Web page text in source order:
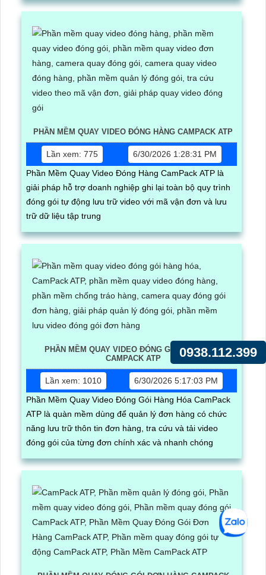
PHẦN MỀM QUAY VIDEO ĐÓNG HÀNG CAMPACK ATP
Lần xem: 775
6/30/2026 1:28:31 PM
Phần Mềm Quay Video Đóng Hàng CamPack ATP là
giải pháp hỗ trợ doanh nghiệp ghi lại toàn bộ quy trình
đóng gói tự động lưu trữ video với mã vận đơn và lưu
trữ dữ liệu tập trung
PHẦN MỀM QUAY VIDEO ĐÓNG GÓI HÀNG HÓA
CAMPACK ATP
Lần xem: 1010
6/30/2026 5:17:03 PM
Phần Mềm Quay Video Đóng Gói Hàng Hóa CamPack
ATP là quàn mềm dùng để quản lý đơn hàng có chức
năng lưu trữ thôn tin đơn hàng, tra cứu và tải video
đóng gói của từng đơn chính xác và nhanh chóng
0938.112.399